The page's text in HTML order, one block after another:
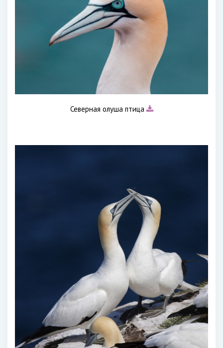
Северная олуша птица